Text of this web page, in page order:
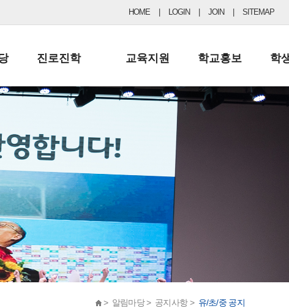
HOME LOGIN JOIN SITEMAP
아리
진로진학
공지사항 및 입시자료
드림레터
교육지원
행정실
학교운영위원회
학교건축기금
학교홍보
보도자료
학
> 알림마당 > 공지사항 > 유/초/중 공지